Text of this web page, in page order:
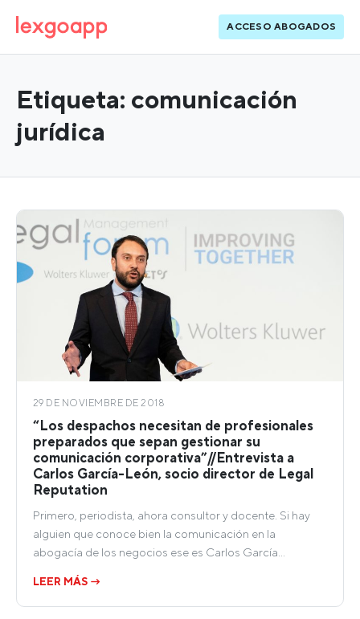
ACCESO ABOGADOS
Etiqueta: comunicación
jurídica
29 DE NOVIEMBRE DE 2018
“Los despachos necesitan de profesionales
preparados que sepan gestionar su
comunicación corporativa”//Entrevista a
Carlos García-León, socio director de Legal
Reputation
Primero, periodista, ahora consultor y docente. Si hay
alguien que conoce bien la comunicación en la
abogacía de los negocios ese es Carlos García…
LEER MÁS →